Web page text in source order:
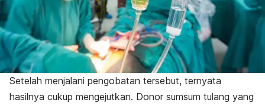
Setelah menjalani pengobatan tersebut, ternyata
hasilnya cukup mengejutkan. Donor sumsum tulang yang